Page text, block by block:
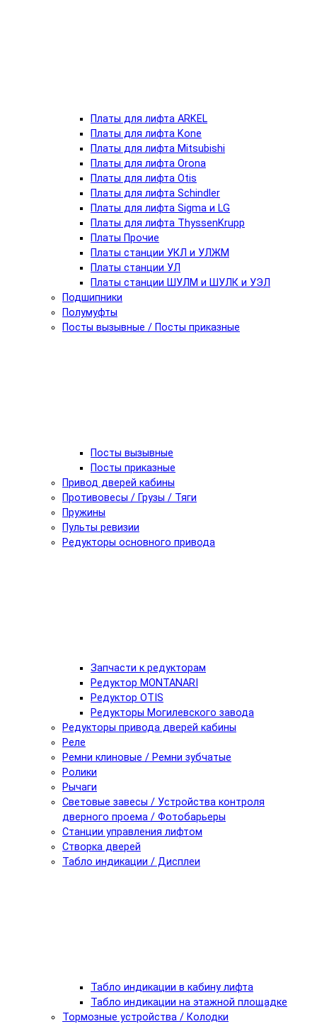
Платы для лифта ARKEL
Платы для лифта Kone
Платы для лифта Mitsubishi
Платы для лифта Orona
Платы для лифта Otis
Платы для лифта Schindler
Платы для лифта Sigma и LG
Платы для лифта ThyssenKrupp
Платы Прочие
Платы станции УКЛ и УЛЖМ
Платы станции УЛ
Платы станции ШУЛМ и ШУЛК и УЭЛ
Подшипники
Полумуфты
Посты вызывные / Посты приказные
Посты вызывные
Посты приказные
Привод дверей кабины
Противовесы / Грузы / Тяги
Пружины
Пульты ревизии
Редукторы основного привода
Запчасти к редукторам
Редуктор MONTANARI
Редуктор OTIS
Редукторы Могилевского завода
Редукторы привода дверей кабины
Реле
Ремни клиновые / Ремни зубчатые
Ролики
Рычаги
Световые завесы / Устройства контроля
дверного проема / Фотобарьеры
Станции управления лифтом
Створка дверей
Табло индикации / Дисплеи
Табло индикации в кабину лифта
Табло индикации на этажной площадке
Тормозные устройства / Колодки